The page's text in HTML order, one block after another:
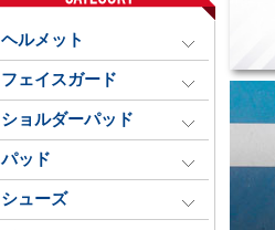
ヘルメット
フェイスガード
ショルダーパッド
パッド
シューズ